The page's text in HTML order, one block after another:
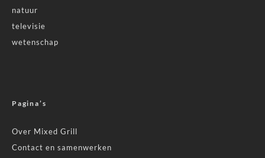
natuur
televisie
wetenschap
Pagina’s
Over Mixed Grill
Contact en samenwerken